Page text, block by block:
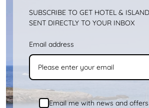
attività o semplicemente
più
SUBSCRIBE TO GET HOTEL &
SENT DIRECTLY TO YOUR INBOX
Email address
Email me with news and offers